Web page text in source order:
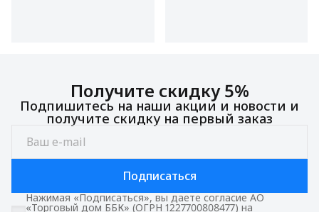
Получите скидку 5%
Подпишитесь на наши акции и новости и
получите скидку на первый заказ
Подписаться
Нажимая «Подписаться», вы даете согласие АО
«Торговый дом ББК» (ОГРН 1227700808477) на